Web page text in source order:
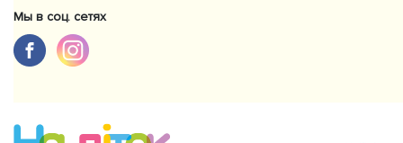
Мы в соц. сетях